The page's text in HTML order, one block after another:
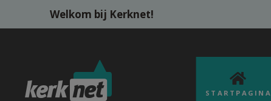
Overslaan en naar de inhoud gaan
Welkom bij Kerknet!
STARTPAGINA